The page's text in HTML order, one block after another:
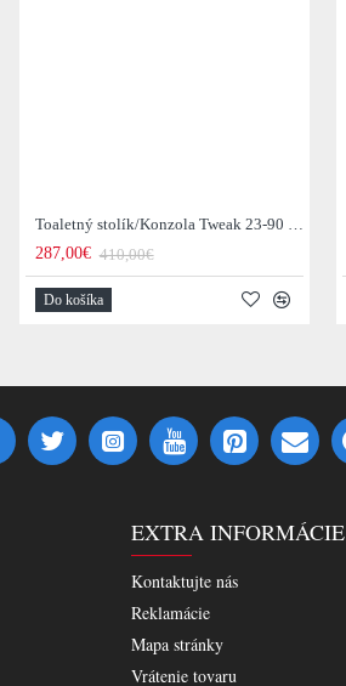
Toaletný stolík/Konzola Tweak 23-90 Mango drevo
287,00€ 410,00€
Do košíka
EXTRA INFORMÁCIE
Kontaktujte nás
Reklamácie
Mapa stránky
Vrátenie tovaru